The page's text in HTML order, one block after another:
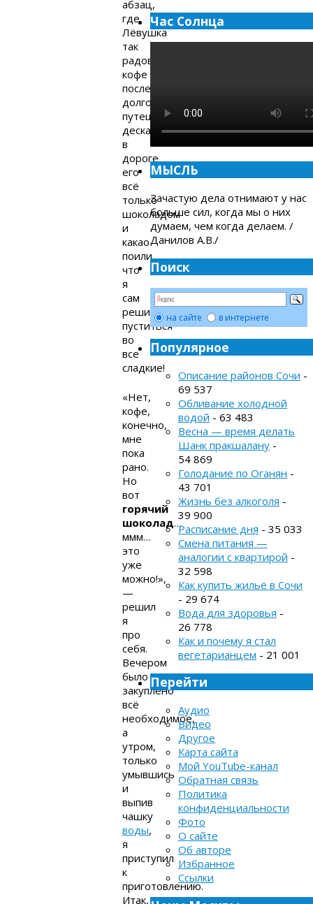
абзац,
где
Лёвушка
так
радовался
кофе
после
долгого
путешествия,
дескать,
в
дороге
его
всё
только
шоколадом
и
какао
поили,
что
я
сам
решил
пуститься
во
все
сладкие!
«Нет,
кофе,
конечно,
мне
пока
рано.
Но
вот
горячий
шоколад…
ммм…
это
уже
можно!»,
—
решил
я
про
себя.
Вечером
было
закуплено
всё
необходимое,
а
утром,
только
умывшись
и
выпив
чашку
воды,
я
приступил
к
приготовлению.
Итак,
Час Солнца
МЫСЛЬ
Зачастую дела отнимают у нас
больше сил, когда мы о них
думаем, чем когда делаем. /
Данилов А.В./
Поиск
на сайте в интернете
Популярное
Описание районов Сочи -
69 537
Обливание холодной
водой - 63 483
Весна — время делать
Шанк пракшалану -
54 869
Голодание по Оганян -
43 701
Жизнь без алкоголя -
39 900
Расписание дня - 35 033
Смена питания —
аналогии с квартирой -
32 598
Как купить жильё в Сочи
- 29 674
Вода для здоровья -
26 778
Как и почему я стал
вегетарианцем - 21 001
Перейти
Аудио
Видео
Другое
Карта сайта
Мой YouTube-канал
Обратная связь
Политика
конфиденциальности
Фото
О сайте
Об авторе
Избранное
Ссылки